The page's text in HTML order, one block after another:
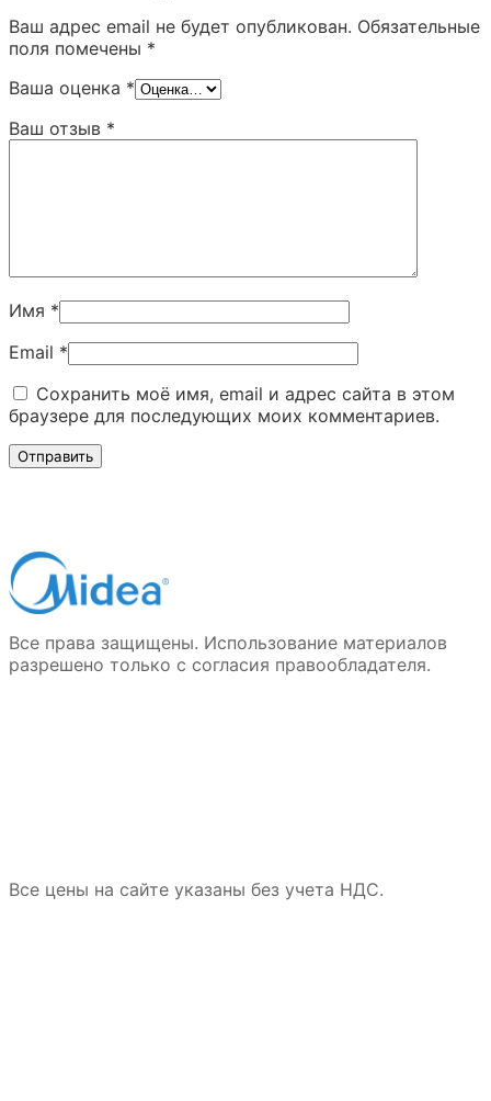
Ваш адрес email не будет опубликован. Обязательные
поля помечены *
Ваша оценка *
Ваш отзыв *
Имя *
Email *
Сохранить моё имя, email и адрес сайта в этом
браузере для последующих моих комментариев.
Все права защищены. Использование материалов
разрешено только с согласия правообладателя.
Все цены на сайте указаны без учета НДС.